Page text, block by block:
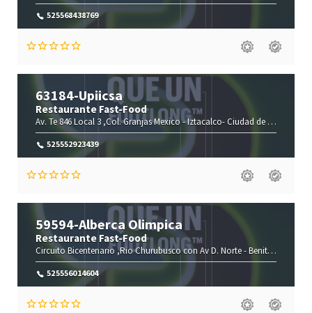
525568438769
63184-Upiicsa
Restaurante Fast-Food
Av. Te 846 Local 3 ,Col. Granjas Mexico -Iztacalco-Ciudad de México(CMX)
525552923439
59594-Alberca Olimpica
Restaurante Fast-Food
Circuito Bicentenario ,Rio Churubusco con Av D. Norte -Benito Juárez-
525556014604